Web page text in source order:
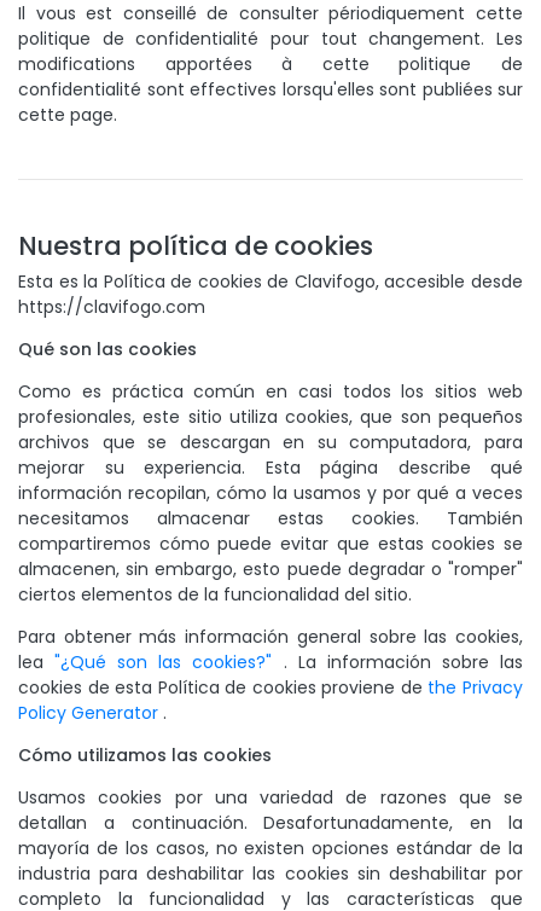
Il vous est conseillé de consulter périodiquement cette
politique de confidentialité pour tout changement. Les
modifications apportées à cette politique de
confidentialité sont effectives lorsqu'elles sont publiées sur
cette page.
Nuestra política de cookies
Esta es la Política de cookies de Clavifogo, accesible desde
https://clavifogo.com
Qué son las cookies
Como es práctica común en casi todos los sitios web
profesionales, este sitio utiliza cookies, que son pequeños
archivos que se descargan en su computadora, para
mejorar su experiencia. Esta página describe qué
información recopilan, cómo la usamos y por qué a veces
necesitamos almacenar estas cookies. También
compartiremos cómo puede evitar que estas cookies se
almacenen, sin embargo, esto puede degradar o "romper"
ciertos elementos de la funcionalidad del sitio.
Para obtener más información general sobre las cookies,
lea"¿Qué son las cookies?" . La información sobre las
cookies de esta Política de cookies proviene de the Privacy
Policy Generator .
Cómo utilizamos las cookies
Usamos cookies por una variedad de razones que se
detallan a continuación. Desafortunadamente, en la
mayoría de los casos, no existen opciones estándar de la
industria para deshabilitar las cookies sin deshabilitar por
completo la funcionalidad y las características que